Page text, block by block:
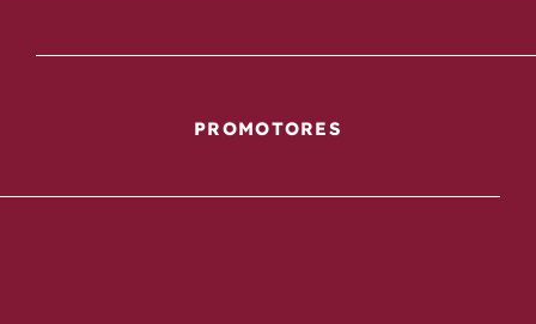
PROMOTORES